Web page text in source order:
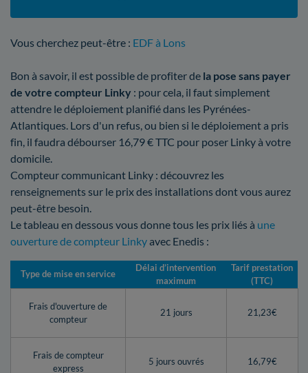
Vous cherchez peut-être : EDF à Lons
Bon à savoir, il est possible de profiter de la pose sans payer
de votre compteur Linky : pour cela, il faut simplement
attendre le déploiement planifié dans les Pyrénées-
Atlantiques. Lors d'un refus, ou bien si le déploiement a pris
fin, il faudra débourser 16,79 € TTC pour poser Linky à votre
domicile.
Compteur communicant Linky : découvrez les
renseignements sur le prix des installations dont vous aurez
peut-être besoin.
Le tableau en dessous vous donne tous les prix liés à une
ouverture de compteur Linkyavec Enedis :
Type de mise en service
Délai d’intervention
maximum
Tarif prestation
(TTC)
Frais d'ouverture de
compteur
21 jours 21,23€
Frais de compteur
express
5 jours ouvrés 16,79€